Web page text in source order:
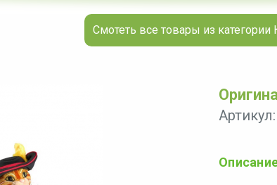
Смотеть все товары из